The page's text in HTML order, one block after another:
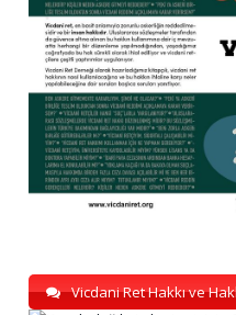
Vicdani Ret Hakkı ve